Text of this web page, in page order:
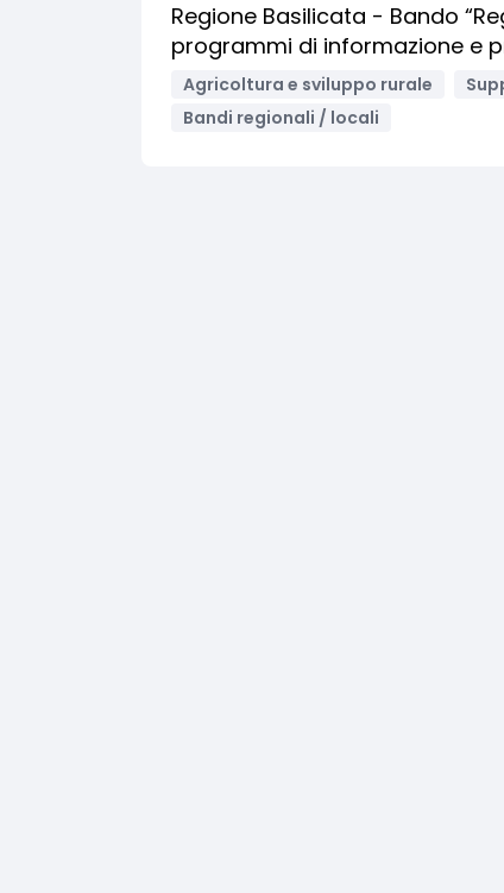
Regione Basilicata - Bando
programmi di informazione e
Agricoltura e sviluppo rurale
Bandi regionali / locali